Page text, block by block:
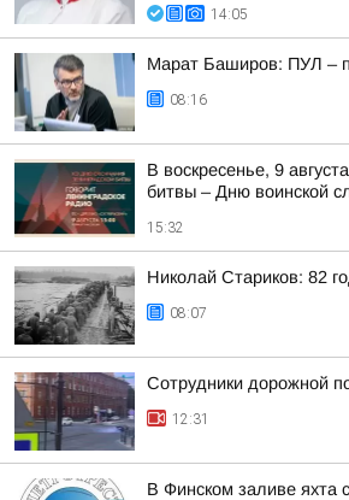
14:05
Марат Баширов: ПУЛ –
08:16
В воскресенье, 9
битвы – Дню воинской
15:32
Николай Стариков: 82
08:07
Сотрудники дорожной
12:31
В Финском заливе яхта